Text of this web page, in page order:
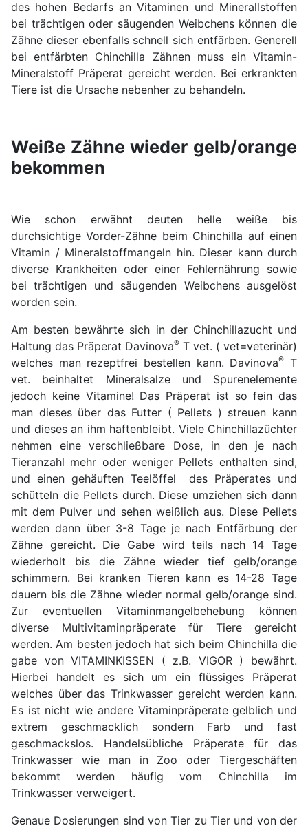
des hohen Bedarfs an Vitaminen und Minerallstoffen
bei trächtigen oder säugenden Weibchens können die
Zähne dieser ebenfalls schnell sich entfärben. Generell
bei entfärbten Chinchilla Zähnen muss ein Vitamin-
Mineralstoff Präperat gereicht werden. Bei erkrankten
Tiere ist die Ursache nebenher zu behandeln.
Weiße Zähne wieder gelb/orange
bekommen
Wie schon erwähnt deuten helle weiße bis
durchsichtige Vorder-Zähne beim Chinchilla auf einen
Vitamin / Mineralstoffmangeln hin. Dieser kann durch
diverse Krankheiten oder einer Fehlernährung sowie
bei trächtigen und säugenden Weibchens ausgelöst
worden sein.
Am besten bewährte sich in der Chinchillazucht und
Haltung das Präperat Davinova® T vet. ( vet=veterinär)
welches man rezeptfrei bestellen kann. Davinova® T
vet. beinhaltet Mineralsalze und Spurenelemente
jedoch keine Vitamine! Das Präperat ist so fein das
man dieses über das Futter ( Pellets ) streuen kann
und dieses an ihm haftenbleibt. Viele Chinchillazüchter
nehmen eine verschließbare Dose, in den je nach
Tieranzahl mehr oder weniger Pellets enthalten sind,
und einen gehäuften Teelöffel des Präperates und
schütteln die Pellets durch. Diese umziehen sich dann
mit dem Pulver und sehen weißlich aus. Diese Pellets
werden dann über 3-8 Tage je nach Entfärbung der
Zähne gereicht. Die Gabe wird teils nach 14 Tage
wiederholt bis die Zähne wieder tief gelb/orange
schimmern. Bei kranken Tieren kann es 14-28 Tage
dauern bis die Zähne wieder normal gelb/orange sind.
Zur eventuellen Vitaminmangelbehebung können
diverse Multivitaminpräperate für Tiere gereicht
werden. Am besten jedoch hat sich beim Chinchilla die
gabe von VITAMINKISSEN ( z.B. VIGOR ) bewährt.
Hierbei handelt es sich um ein flüssiges Präperat
welches über das Trinkwasser gereicht werden kann.
Es ist nicht wie andere Vitaminpräperate gelblich und
extrem geschmacklich sondern Farb und fast
geschmackslos. Handelsübliche Präperate für das
Trinkwasser wie man in Zoo oder Tiergeschäften
bekommt werden häufig vom Chinchilla im
Trinkwasser verweigert.
Genaue Dosierungen sind von Tier zu Tier und von der